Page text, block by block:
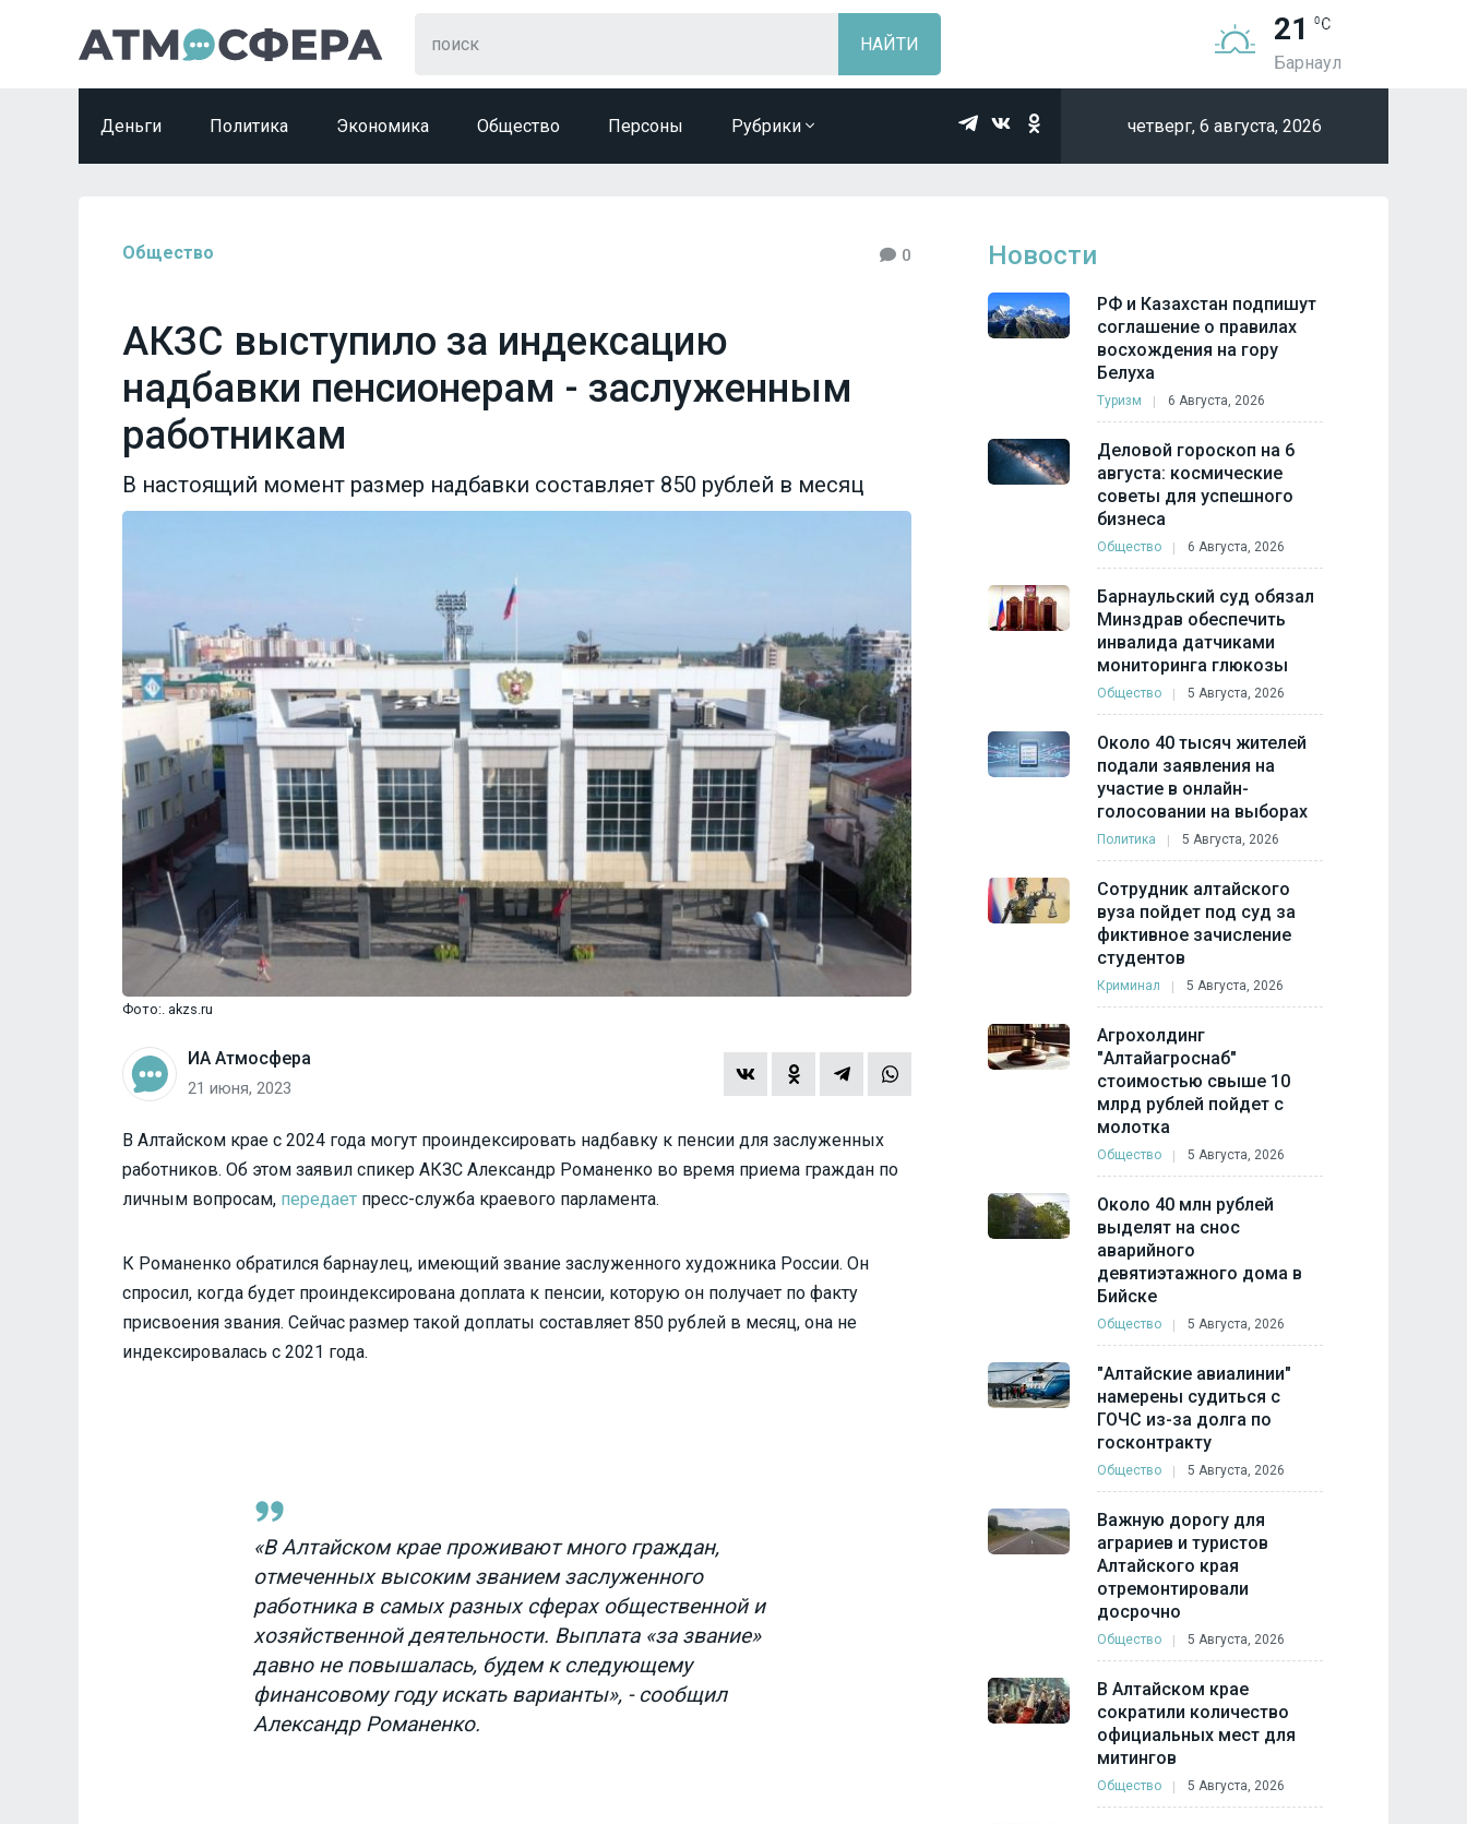
21
Барнаул
Деньги Политика Экономика Общество Персоны Рубрики четверг, 6 августа, 2026
Общество 0
АКЗС выступило за индексацию
надбавки пенсионерам - заслуженным
работникам
В настоящий момент размер надбавки составляет 850 рублей в месяц
Фото:. akzs.ru
ИА Атмосфера
21 июня, 2023
В Алтайском крае с 2024 года могут проиндексировать надбавку к пенсии для заслуженных
работников. Об этом заявил спикер АКЗС Александр Романенко во время приема граждан по
личным вопросам, передает пресс-служба краевого парламента.
К Романенко обратился барнаулец, имеющий звание заслуженного художника России. Он
спросил, когда будет проиндексирована доплата к пенсии, которую он получает по факту
присвоения звания. Сейчас размер такой доплаты составляет 850 рублей в месяц, она не
индексировалась с 2021 года.
«В Алтайском крае проживают много граждан,
отмеченных высоким званием заслуженного
работника в самых разных сферах общественной и
хозяйственной деятельности. Выплата «за звание»
давно не повышалась, будем к следующему
финансовому году искать варианты», - сообщил
Александр Романенко.
Новости
РФ и Казахстан подпишут
соглашение о правилах
восхождения на гору
Белуха
Туризм 6 Августа, 2026
Деловой гороскоп на 6
августа: космические
советы для успешного
бизнеса
Общество 6 Августа, 2026
Барнаульский суд обязал
Минздрав обеспечить
инвалида датчиками
мониторинга глюкозы
Общество 5 Августа, 2026
Около 40 тысяч жителей
подали заявления на
участие в онлайн-
голосовании на выборах
Политика 5 Августа, 2026
Сотрудник алтайского
вуза пойдет под суд за
фиктивное зачисление
студентов
Криминал 5 Августа, 2026
Агрохолдинг
"Алтайагроснаб"
стоимостью свыше 10
млрд рублей пойдет с
молотка
Общество 5 Августа, 2026
Около 40 млн рублей
выделят на снос
аварийного
девятиэтажного дома в
Бийске
Общество 5 Августа, 2026
"Алтайские авиалинии"
намерены судиться с
ГОЧС из-за долга по
госконтракту
Общество 5 Августа, 2026
Важную дорогу для
аграриев и туристов
Алтайского края
отремонтировали
досрочно
Общество 5 Августа, 2026
В Алтайском крае
сократили количество
официальных мест для
митингов
Общество 5 Августа, 2026